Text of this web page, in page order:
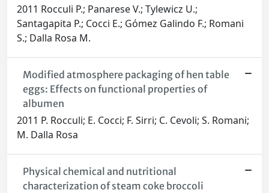
2011 Rocculi P.; Panarese V.; Tylewicz U.;
Santagapita P.; Cocci E.; Gόmez Galindo F.; Romani
S.; Dalla Rosa M.
Modified atmosphere packaging of hen table
eggs: Effects on functional properties of
albumen
2011 P. Rocculi; E. Cocci; F. Sirri; C. Cevoli; S. Romani;
M. Dalla Rosa
Physical chemical and nutritional
characterization of steam coke broccoli